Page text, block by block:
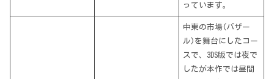
っています。
中東の市場(バザー
ル)を舞台にしたコー
スで、3DS版では夜で
したが本作では昼間